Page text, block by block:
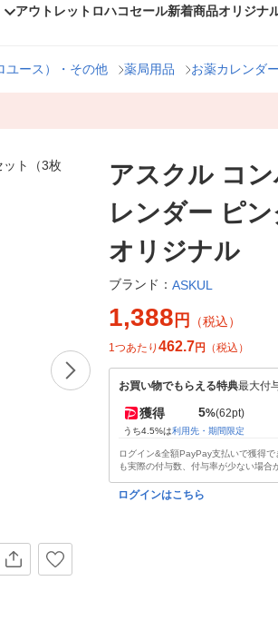
アウトレット ロハコセール新着商品オリジナ
ユース）・その他 薬局用品 お薬カレンダー
アスクル コ
レンダー ピン
オリジナル
ブランド： ASKUL
1,388 円 （税込）
1つあたり 462.7円 （税込）
お買い物でもらえる特典最大付
獲得 5%(62pt)
うち4.5%は利用先・期間限定
ログイン&全額PayPay支払いで獲得
も実際の付与数、付与率が少ない場合
ログインはこちら